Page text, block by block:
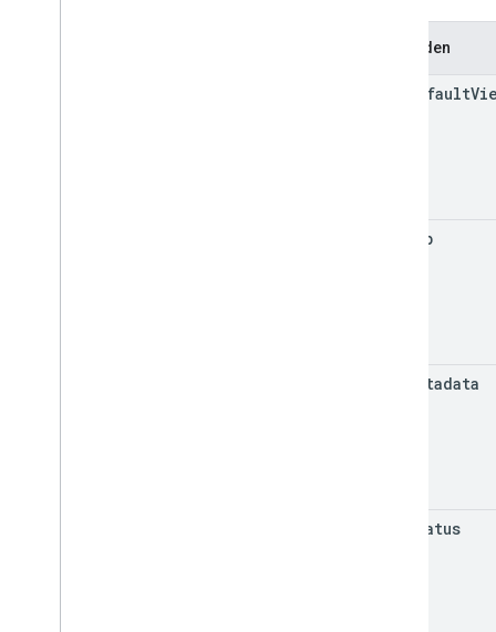
Methoden
Default
Map
Metadata
Status